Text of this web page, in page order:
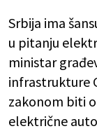
Srbija ima
u pitanju
ministar
infrastrukture
zakonom biti
električne